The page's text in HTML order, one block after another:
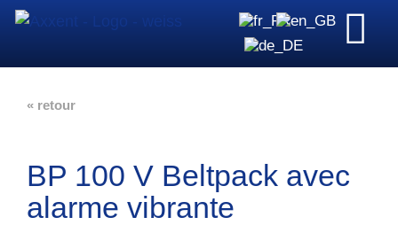
« retour
BP 100 V Beltpack avec
alarme vibrante